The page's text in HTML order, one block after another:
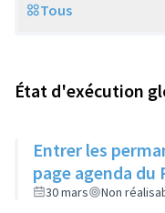
Scope
Tous
État d'exécution
Entrer les
page agenda du
30 mars Non